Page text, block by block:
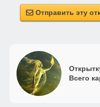
 Отправить эту
Всего